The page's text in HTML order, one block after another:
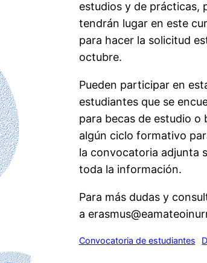
estudios y de prácticas,
tendrán lugar en este
para hacer la solicitud
octubre.
Pueden participar en
estudiantes que se
para becas de estudio o
algún ciclo formativo
la convocatoria adjunta
toda la información.
Para más dudas y
a
Convocatoria de estudiantes